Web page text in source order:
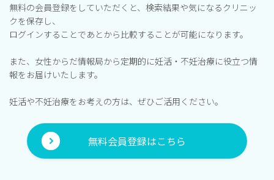
無料の会員登録をしていただくと、検索結果や気になるクリニッ
クを保存し、
ログインすることであとから比較することが可能になります。
また、女性からだ情報局から定期的に妊活・不妊治療に役立つ情
報をお届けいたします。
妊活や不妊治療をお考えの方は、ぜひご活用ください。
無料会員登録はこちら